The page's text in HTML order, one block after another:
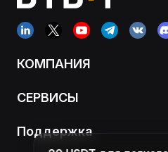
КОМПАНИЯ
СЕРВИСЫ
Поддержка